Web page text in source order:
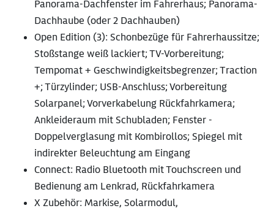
Panorama-Dachfenster im Fahrerhaus; Panorama-
Dachhaube (oder 2 Dachhauben)
Open Edition (3): Schonbezüge für Fahrerhaussitze;
Stoßstange weiß lackiert; TV-Vorbereitung;
Tempomat + Geschwindigkeitsbegrenzer; Traction
+; Türzylinder; USB-Anschluss; Vorbereitung
Solarpanel; Vorverkabelung Rückfahrkamera;
Ankleideraum mit Schubladen; Fenster -
Doppelverglasung mit Kombirollos; Spiegel mit
indirekter Beleuchtung am Eingang
Connect: Radio Bluetooth mit Touchscreen und
Bedienung am Lenkrad, Rückfahrkamera
X Zubehör: Markise, Solarmodul,